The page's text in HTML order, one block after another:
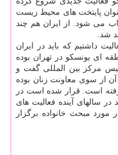
پایتخت های محیط زیست
می شود. از ایران هم چند
شد.
سال ۲۰۱۹ هشت فعالیت داشتیم كه باید در ایران
ای یونسكو در تهران بوده
مركز بین المللی گفت و
از سوی معاونت زنان بوده
است. قرار شده است در
سالهای آینده فعالیت های
مبحث خانواده برگزار